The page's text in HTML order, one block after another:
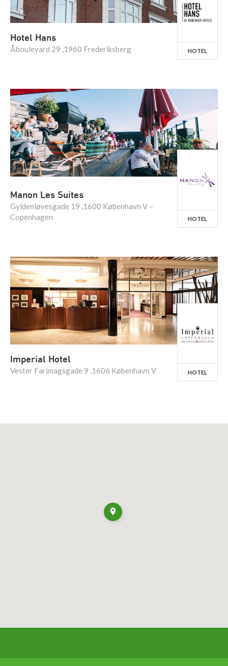
Hotel Hans
Åboulevard 29 ,1960 Frederiksberg HOTEL
Manon Les Suites
Gyldenløvesgade 19 ,1600 København V –
Copenhagen
HOTEL
Imperial Hotel
Vester Farimagsgade 9 ,1606 København V HOTEL